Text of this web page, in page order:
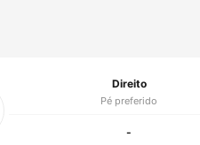
Direito
Pé preferido
-